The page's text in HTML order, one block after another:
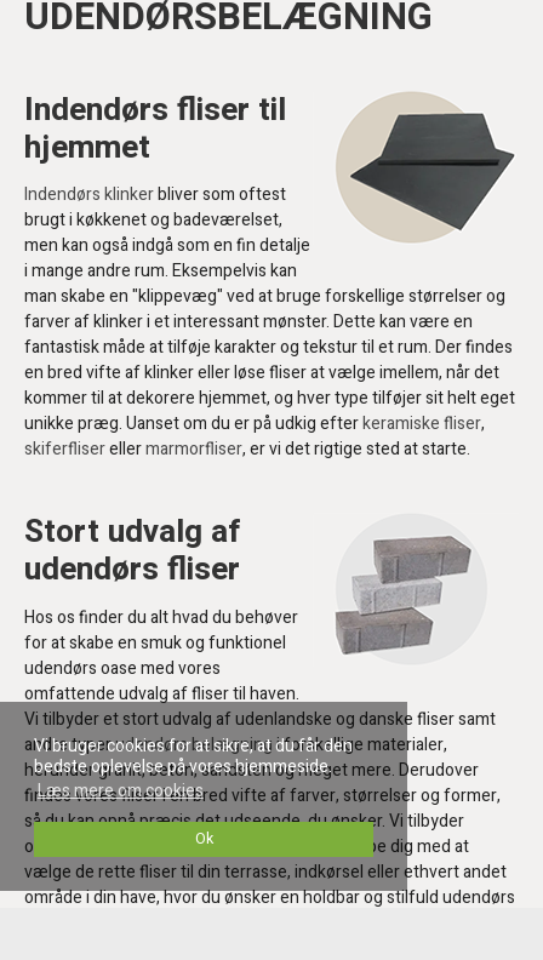
Vi bruger cookies for at sikre, at du får den
bedste oplevelse på vores hjemmeside.
Læs mere om cookies
Ok
UDENDØRSBELÆGNING
Indendørs fliser til
hjemmet
Indendørs klinkerbliver som oftest
brugt i køkkenet og badeværelset,
men kan også indgå som en fin detalje
i mange andre rum. Eksempelvis kan
man skabe en "klippevæg" ved at bruge forskellige størrelser og
farver af klinker i et interessant mønster. Dette kan være en
fantastisk måde at tilføje karakter og tekstur til et rum. Der findes
en bred vifte af klinker eller løse fliser at vælge imellem, når det
kommer til at dekorere hjemmet, og hver type tilføjer sit helt eget
unikke præg. Uanset om du er på udkig efterkeramiske fliser,
skiferfliserellermarmorfliser, er vi det rigtige sted at starte.
Stort udvalg af
udendørs fliser
Hos os finder du alt hvad du behøver
for at skabe en smuk og funktionel
udendørs oase med vores
omfattende udvalg af fliser til haven.
Vi tilbyder et stort udvalg af udenlandske og danske fliser samt
andre typerudendørs belægningi forskellige materialer,
herunder granit, beton, sandsten og meget mere. Derudover
findes vores fliser i en bred vifte af farver, størrelser og former,
så du kan opnå præcis det udseende, du ønsker. Vi tilbyder
ovenikøbet rådgivning og vejledning til at hjælpe dig med at
vælge de rette fliser til din terrasse, indkørsel eller ethvert andet
område i din have, hvor du ønsker en holdbar og stilfuld udendørs